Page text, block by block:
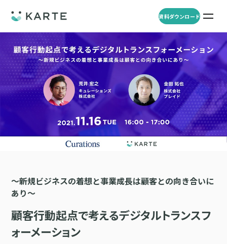
資料ダウンロード
プロダクト
プロダクト
KARTE Web
顧客理解をもとに適切なWeb接客を実施し、事業成長を実現
ンゲージメント向上
ミュニケーションを実現
KARTE Blocks
LPOやA/Bテストによって、誰でも直感的にサイトの改善を実現
事例
一覧を見る
ECサイト
金融・保険・Fintech
不動産・住宅販売
人材
旅行・運輸
AI 時代の流入対策
「ブランドの意志を宿すAI」の実装論
お役立ち資料
【2025年版】顧客データ活用最新事例
リソース
サポート
資料ダウンロード お問い合わせ
〜新規ビジネスの着想と事業成長は顧客との向き合いに
あり〜
顧客行動起点で考えるデジタルトランスフ
ォーメーション